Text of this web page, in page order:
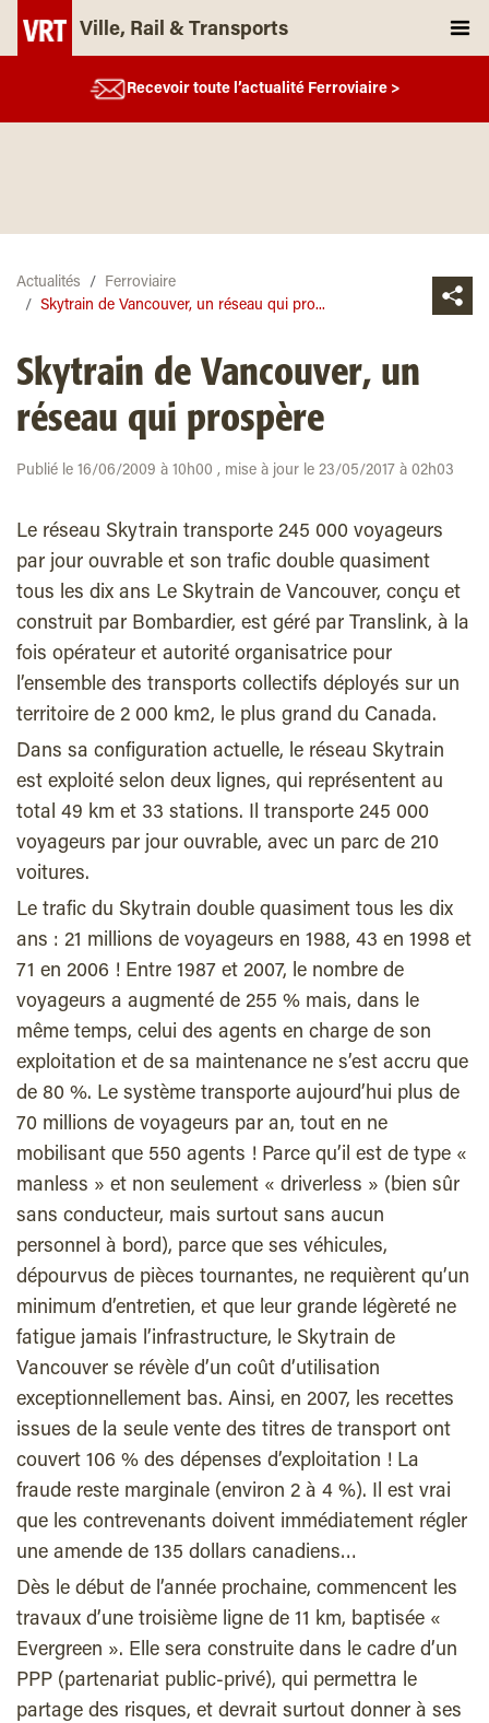
Ville, Rail & Transports
Recevoir toute l’actualité Ferroviaire >
Actualités
Ferroviaire
Skytrain de Vancouver, un réseau qui pro...
Skytrain de Vancouver, un
réseau qui prospère
Publié le 16/06/2009 à 10h00 , mise à jour le 23/05/2017 à 02h03
Le réseau Skytrain transporte 245 000 voyageurs
par jour ouvrable et son trafic double quasiment
tous les dix ans Le Skytrain de Vancouver, conçu et
construit par Bombardier, est géré par Translink, à la
fois opérateur et autorité organisatrice pour
l’ensemble des transports collectifs déployés sur un
territoire de 2 000 km2, le plus grand du Canada.
Dans sa configuration actuelle, le réseau Skytrain
est exploité selon deux lignes, qui représentent au
total 49 km et 33 stations. Il transporte 245 000
voyageurs par jour ouvrable, avec un parc de 210
voitures.
Le trafic du Skytrain double quasiment tous les dix
ans : 21 millions de voyageurs en 1988, 43 en 1998 et
71 en 2006 ! Entre 1987 et 2007, le nombre de
voyageurs a augmenté de 255 % mais, dans le
même temps, celui des agents en charge de son
exploitation et de sa maintenance ne s’est accru que
de 80 %. Le système transporte aujourd’hui plus de
70 millions de voyageurs par an, tout en ne
mobilisant que 550 agents ! Parce qu’il est de type «
manless » et non seulement « driverless » (bien sûr
sans conducteur, mais surtout sans aucun
personnel à bord), parce que ses véhicules,
dépourvus de pièces tournantes, ne requièrent qu’un
minimum d’entretien, et que leur grande légèreté ne
fatigue jamais l’infrastructure, le Skytrain de
Vancouver se révèle d’un coût d’utilisation
exceptionnellement bas. Ainsi, en 2007, les recettes
issues de la seule vente des titres de transport ont
couvert 106 % des dépenses d’exploitation ! La
fraude reste marginale (environ 2 à 4 %). Il est vrai
que les contrevenants doivent immédiatement régler
une amende de 135 dollars canadiens…
Dès le début de l’année prochaine, commencent les
travaux d’une troisième ligne de 11 km, baptisée «
Evergreen ». Elle sera construite dans le cadre d’un
PPP (partenariat public-privé), qui permettra le
partage des risques, et devrait surtout donner à ses